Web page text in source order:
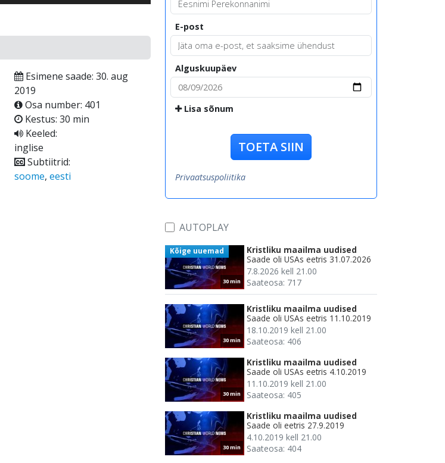
Esimene saade: 30. aug
2019
Osa number: 401
Kestus: 30 min
Keeled:
inglise
Subtiitrid:
soome, eesti
E-post
Alguskuupäev
Lisa sõnum
TOETA SIIN
Privaatsuspoliitika
AUTOPLAY
30 min
Kõige uuemad
Kristliku maailma uudised
Saade oli USAs eetris 31.07.2026
7.8.2026 kell 21.00
Saateosa: 717
30 min
Kristliku maailma uudised
Saade oli USAs eetris 11.10.2019
18.10.2019 kell 21.00
Saateosa: 406
30 min
Kristliku maailma uudised
Saade oli USAs eetris 4.10.2019
11.10.2019 kell 21.00
Saateosa: 405
30 min
Kristliku maailma uudised
Saade oli eetris 27.9.2019
4.10.2019 kell 21.00
Saateosa: 404